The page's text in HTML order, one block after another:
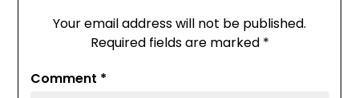
Your email address will not be published.
Required fields are marked *
Comment *